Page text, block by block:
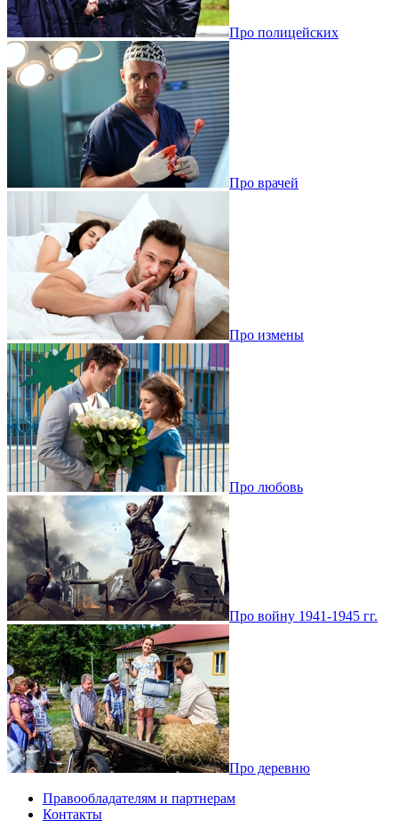
Про полицейских
Про врачей
Про измены
Про любовь
Про войну 1941-1945 гг.
Про деревню
Правообладателям и партнерам
Контакты